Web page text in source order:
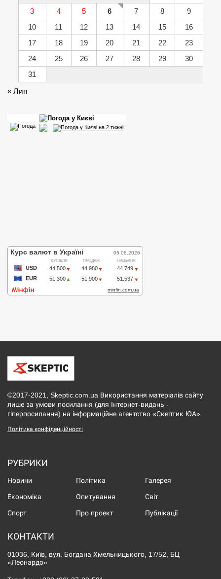
3
4 5 6 7 8
9
10
11 12 13 14 15
16
17
18 19 20 21 22
23
24
25 26 27 28 29
30
31
« Лип
©2017-2021, Skeptic.com.ua Використання матеріалів сайту
лише за умови посилання (для Інтернет-видань -
гіперпосилання) на інформаційне агентство «Скептик ЮА»
Політика конфіденційності
РУБРИКИ
Новини Політика Галерея
Економіка Опитування Світ
Спорт Про проект Публікації
КОНТАКТИ
01036, Київ, вул. Богдана Хмельницького, 17/52, БЦ
«Леонардо»